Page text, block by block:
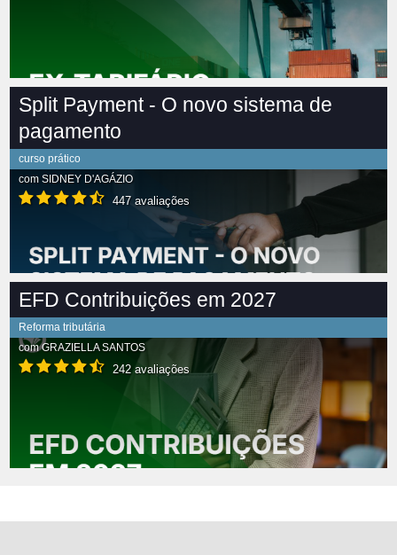
Split Payment - O novo sistema de
pagamento
curso prático
com SIDNEY D'AGÁZIO
447 avaliações
EFD Contribuições em 2027
Reforma tributária
comGRAZIELLA SANTOS
242 avaliações